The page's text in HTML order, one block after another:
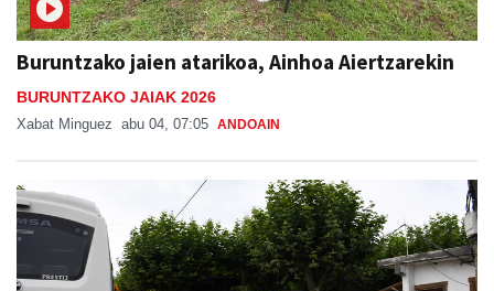
Buruntzako jaien atarikoa, Ainhoa Aiertzarekin
BURUNTZAKO JAIAK 2026
Xabat Minguez abu 04, 07:05 ANDOAIN